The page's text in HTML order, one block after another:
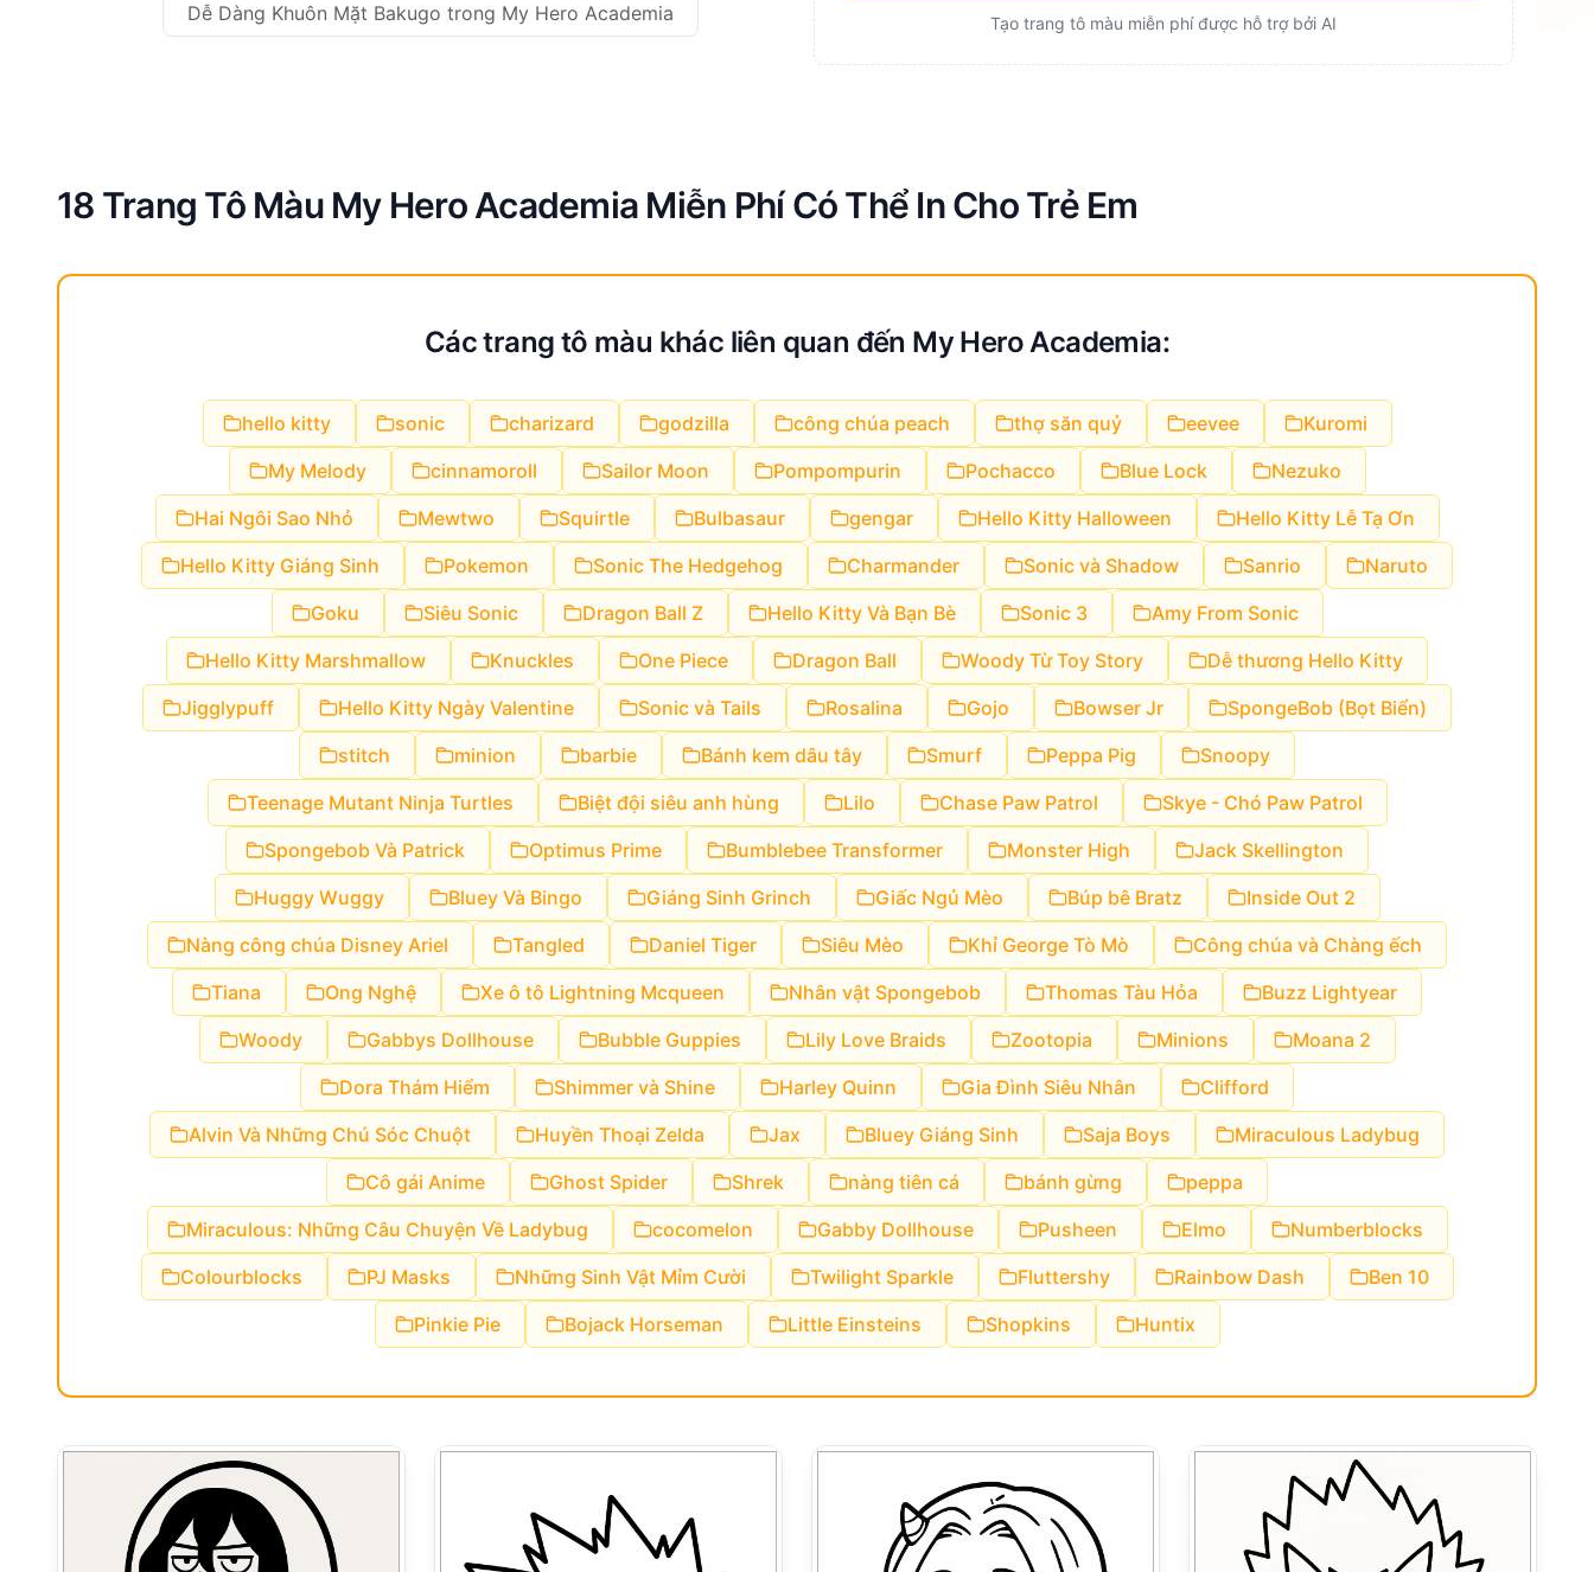
Dễ Dàng Khuôn Mặt Bakugo trong My Hero Academia
Tạo trang tô màu miễn phí được hỗ trợ bởi AI
18 Trang Tô Màu My Hero Academia Miễn Phí Có Thể In Cho Trẻ Em
Các trang tô màu khác liên quan đến My Hero Academia:
hello kitty sonic charizard godzilla công chúa peach thợ săn quỷ eevee
Kuromi
My Melody
cinnamoroll Sailor Moon Pompompurin Pochacco Blue Lock
Nezuko
Hai Ngôi Sao Nhỏ
Mewtwo Squirtle Bulbasaur gengar Hello Kitty Halloween
Hello Kitty Lễ Tạ Ơn
Hello Kitty Giáng Sinh
Pokemon Sonic The Hedgehog Charmander Sonic và Shadow Sanrio
Naruto
Goku
Siêu Sonic Dragon Ball Z Hello Kitty Và Bạn Bè Sonic 3
Amy From Sonic
Hello Kitty Marshmallow
Knuckles One Piece Dragon Ball Woody Từ Toy Story
Dễ thương Hello Kitty
Jigglypuff
Hello Kitty Ngày Valentine Sonic và Tails Rosalina Gojo Bowser Jr
SpongeBob (Bọt Biển)
stitch
minion barbie Bánh kem dâu tây Smurf Peppa Pig
Snoopy
Teenage Mutant Ninja Turtles
Biệt đội siêu anh hùng Lilo Chase Paw Patrol
Skye - Chó Paw Patrol
Spongebob Và Patrick
Optimus Prime Bumblebee Transformer Monster High
Jack Skellington
Huggy Wuggy
Bluey Và Bingo Giáng Sinh Grinch Giấc Ngủ Mèo Búp bê Bratz
Inside Out 2
Nàng công chúa Disney Ariel
Tangled Daniel Tiger Siêu Mèo Khỉ George Tò Mò
Công chúa và Chàng ếch
Tiana
Ong Nghệ Xe ô tô Lightning Mcqueen Nhân vật Spongebob Thomas Tàu Hỏa
Buzz Lightyear
Woody
Gabbys Dollhouse Bubble Guppies Lily Love Braids Zootopia Minions
Moana 2
Dora Thám Hiểm
Shimmer và Shine Harley Quinn Gia Đình Siêu Nhân
Clifford
Alvin Và Những Chú Sóc Chuột
Huyền Thoại Zelda Jax Bluey Giáng Sinh Saja Boys
Miraculous Ladybug
Cô gái Anime
Ghost Spider Shrek nàng tiên cá bánh gừng
peppa
Miraculous: Những Câu Chuyện Về Ladybug
cocomelon Gabby Dollhouse Pusheen Elmo
Numberblocks
Colourblocks
PJ Masks Những Sinh Vật Mỉm Cười Twilight Sparkle Fluttershy Rainbow Dash
Ben 10
Pinkie Pie
Bojack Horseman Little Einsteins Shopkins Huntix